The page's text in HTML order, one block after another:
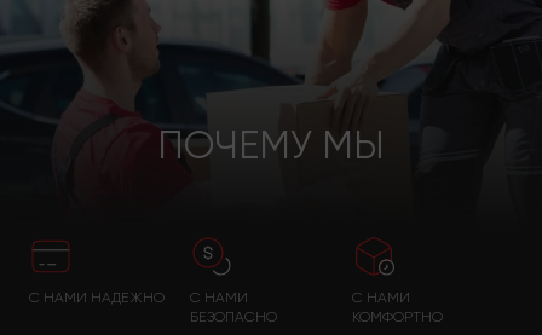
ПОЧЕМУ МЫ
С НАМИ НАДЕЖНО
С НАМИ
БЕЗОПАСНО
С НАМИ
КОМФОРТНО